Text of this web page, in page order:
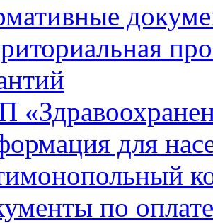
для
по